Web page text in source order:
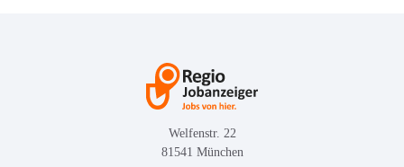
Welfenstr. 22
81541 München